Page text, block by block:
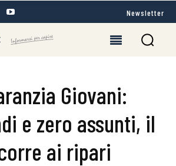
Newsletter
Giovani:
e zero assunti, il
ai ripari